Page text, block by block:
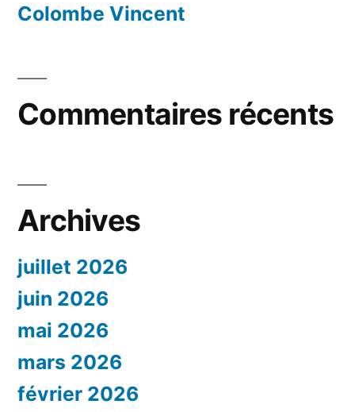
Colombe Vincent
Commentaires récents
Archives
juillet 2026
juin 2026
mai 2026
mars 2026
février 2026